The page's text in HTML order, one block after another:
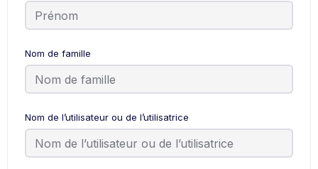
Nom de famille
Nom de l’utilisateur ou de l’utilisatrice